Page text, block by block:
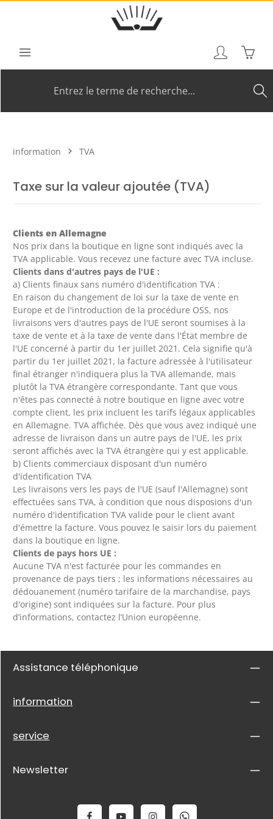
Passer au contenu principal
Le
information TVA
Taxe sur la valeur ajoutée (TVA)
Clients en Allemagne
Nos prix dans la boutique en ligne sont indiqués avec la
TVA applicable. Vous recevez une facture avec TVA incluse.
Clients dans d'autres pays de l'UE :
a) Clients finaux sans numéro d'identification TVA :
En raison du changement de loi sur la taxe de vente en
Europe et de l'introduction de la procédure OSS, nos
livraisons vers d'autres pays de l'UE seront soumises à la
taxe de vente et à la taxe de vente dans l'État membre de
l'UE concerné à partir du 1er juillet 2021. Cela signifie qu'à
partir du 1er juillet 2021, la facture adressée à l'utilisateur
final étranger n'indiquera plus la TVA allemande, mais
plutôt la TVA étrangère correspondante. Tant que vous
n'êtes pas connecté à notre boutique en ligne avec votre
compte client, les prix incluent les tarifs légaux applicables
en Allemagne. TVA affichée. Dès que vous avez indiqué une
adresse de livraison dans un autre pays de l'UE, les prix
seront affichés avec la TVA étrangère qui y est applicable.
b) Clients commerciaux disposant d'un numéro
d'identification TVA
Les livraisons vers les pays de l'UE (sauf l'Allemagne) sont
effectuées sans TVA, à condition que nous disposions d'un
numéro d'identification TVA valide pour le client avant
d'émettre la facture. Vous pouvez le saisir lors du paiement
dans la boutique en ligne.
Clients de pays hors UE :
Aucune TVA n'est facturée pour les commandes en
provenance de pays tiers ; les informations nécessaires au
dédouanement (numéro tarifaire de la marchandise, pays
d'origine) sont indiquées sur la facture. Pour plus
d’informations, contactez l’Union européenne.
Assistance téléphonique
information
service
Newsletter